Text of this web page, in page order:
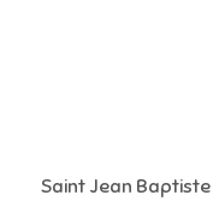
Saint Jean